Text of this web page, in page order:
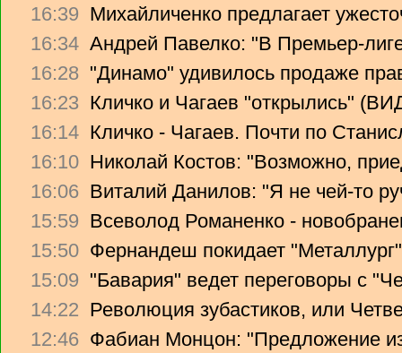
16:39 Михайличенко предлагает
16:34 Андрей Павелко: "В Премьер-
16:28 "Динамо" удивилось продаже
16:23 Кличко и Чагаев "открылись"
16:14 Кличко - Чагаев. Почти по
16:10 Николай Костов: "Возможно,
16:06 Виталий Данилов: "Я не чей-то
15:59 Всеволод Романенко -
15:50 Фернандеш покидает "Металлург"
15:09 "Бавария" ведет переговоры с
14:22 Революция зубастиков, или
12:46 Фабиан Монцон: "Предложение